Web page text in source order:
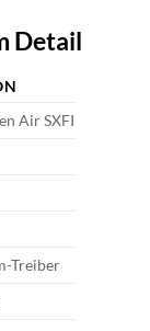
Detail
Air SXFI
Treiber